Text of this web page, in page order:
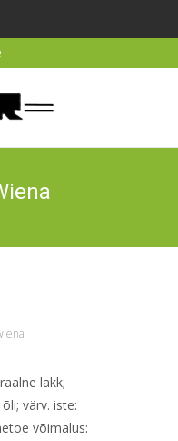
lakk;
värv. iste:
võimalus: